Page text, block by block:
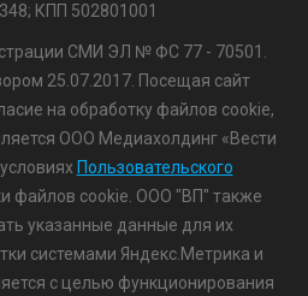
КПП 502801001
СМИ ЭЛ № ФС 77 - 70501.
25.07.2017. Посещая сайт
на обработку файлов cookie,
ООО Медиахолдинг «Вести
Пользовательского
файлов cookie. ООО "ВП" также
указанные данные для их
системами Яндекс.Метрика и
с целью функционирования